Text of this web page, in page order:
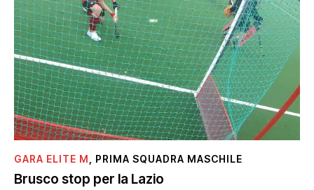
GARA ELITE M PRIMA SQUADRA MASCHILE
Brusco stop per la Lazio